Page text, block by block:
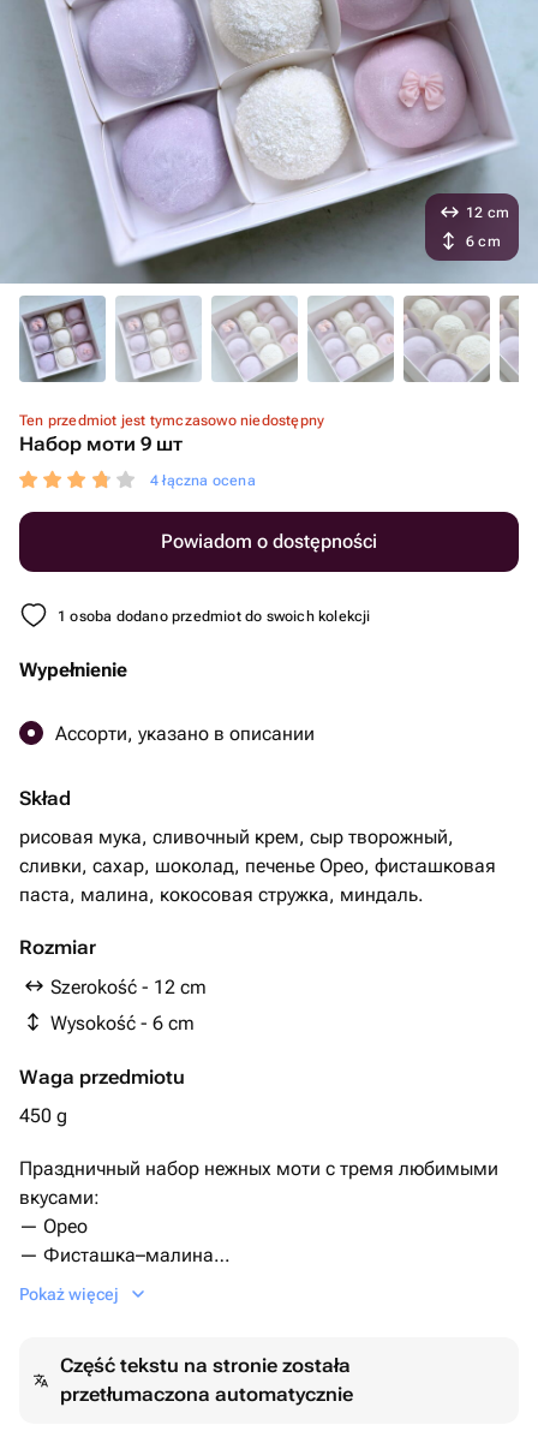
Ten przedmiot jest tymczasowo niedostępny
Набор моти 9 шт
4 łączna ocena
Powiadom o dostępności
1 osoba dodano przedmiot do swoich kolekcji
Wypełnienie
Ассорти, указано в описании
Skład
рисовая мука, сливочный крем, сыр творожный,
сливки, сахар, шоколад, печенье Орео, фисташковая
паста, малина, кокосовая стружка, миндаль.
Rozmiar
Szerokość - 12 cm
Wysokość - 6 cm
Waga przedmiotu
450 g
12 cm
6 cm
Праздничный набор нежных моти с тремя любимыми
вкусами:
— Орео
— Фисташка–малина
— Раффаэлло
текстура — каждый вкус раскрывается по-особенному.
Идеальный сладкий подарок: эстетичная подача,
Pokaż więcej
Część tekstu na stronie została
przetłumaczona automatycznie